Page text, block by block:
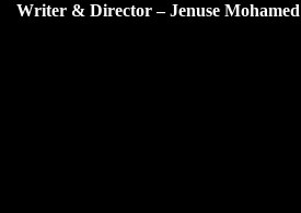
Writer & Director – Jenuse Mohamed